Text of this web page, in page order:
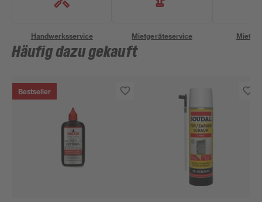
Handwerksservice Mietgeräteservice
Häufig dazu gekauft
Bestseller